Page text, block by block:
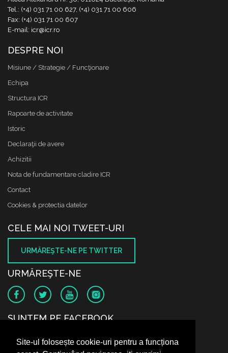
Site-ul folosește cookie-uri pentru a funcționa
Tel.: (+4) 031 71 00 627, (+4) 031 71 00 606
Fax: (+4) 031 71 00 607
E-mail: icr@icr.ro
DESPRE NOI
Misiune / Strategie / Funcţionare
Echipa
Structura ICR
Rapoarte de activitate
Istoric
Declaraţii de avere
Achizitii
Nota de fundamentare cladire ICR
Contact
Cookies & protectia datelor
CELE MAI NOI TWEET-URI
URMĂREŞTE-NE PE TWITTER
URMĂREŞTE-NE
SUNTEM PE FACEBOOK